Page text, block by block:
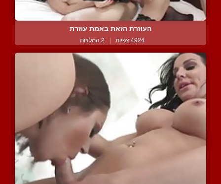
העוזרת הזאת באמת עוזרת
4924 צפיות | 2 המלצות